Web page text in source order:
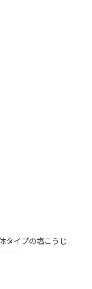
タイプの塩こうじ